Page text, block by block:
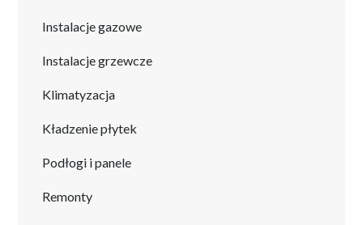
Instalacje gazowe
Instalacje grzewcze
Klimatyzacja
Kładzenie płytek
Podłogi i panele
Remonty